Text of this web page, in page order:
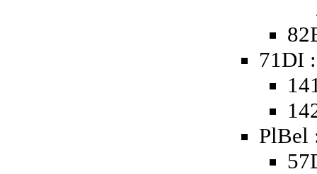
71DI :
PlBel